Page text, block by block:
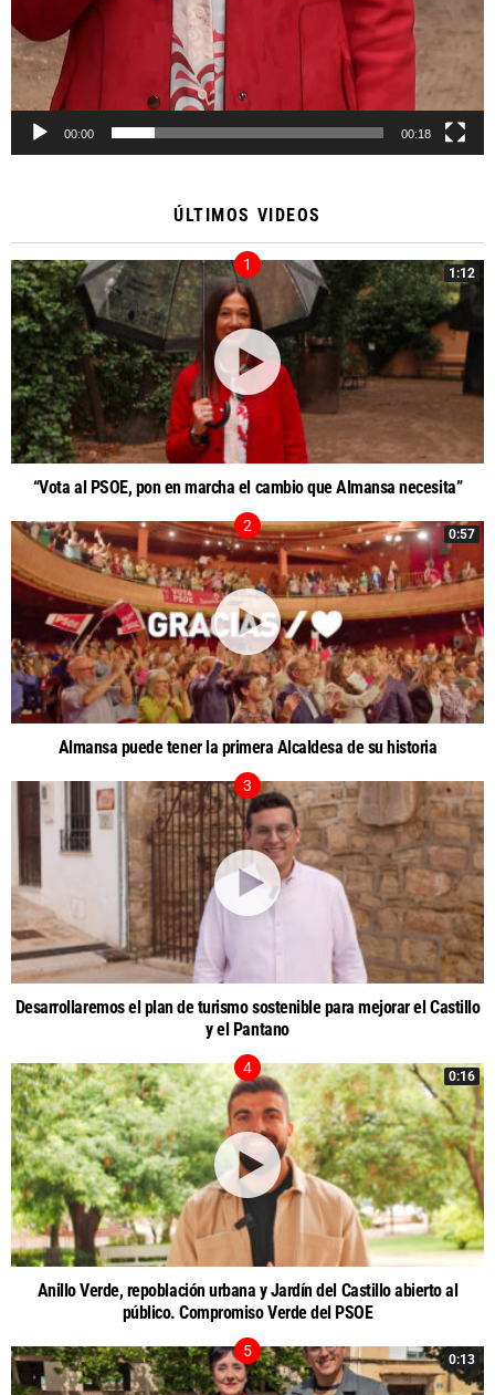
00:00 00:18
ÚLTIMOS VIDEOS
1:12
“Vota al PSOE, pon en marcha el cambio que Almansa necesita”
0:57
Almansa puede tener la primera Alcaldesa de su historia
Desarrollaremos el plan de turismo sostenible para mejorar el Castillo
y el Pantano
0:16
Anillo Verde, repoblación urbana y Jardín del Castillo abierto al
público. Compromiso Verde del PSOE
0:13